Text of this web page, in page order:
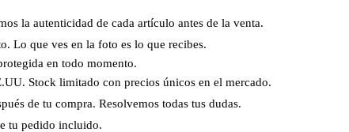
la autenticidad de cada artículo antes de la venta.
Lo que ves en la foto es lo que recibes.
en todo momento.
Stock limitado con precios únicos en el mercado.
de tu compra. Resolvemos todas tus dudas.
tu pedido incluido.